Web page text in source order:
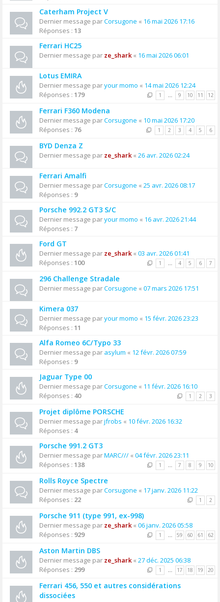
Caterham Project V
Dernier message parCorsugone « 16 mai 2026 17:16
Réponses : 13
Ferrari HC25
Dernier message par ze_shark« 16 mai 2026 06:01
Lotus EMIRA
Dernier message paryour momo « 14 mai 2026 12:24
Réponses : 179 1 … 9 10 11 12
Ferrari F360 Modena
Dernier message parCorsugone « 10 mai 2026 17:20
Réponses : 76 1 2 3 4 5 6
BYD Denza Z
Dernier message par ze_shark« 26 avr. 2026 02:24
Ferrari Amalfi
Dernier message parCorsugone « 25 avr. 2026 08:17
Réponses : 9
Porsche 992.2 GT3 S/C
Dernier message paryour momo « 16 avr. 2026 21:44
Réponses : 7
Ford GT
Dernier message par ze_shark« 03 avr. 2026 01:41
Réponses : 100 1 … 4 5 6 7
296 Challenge Stradale
Dernier message parCorsugone « 07 mars 2026 17:51
Kimera 037
Dernier message paryour momo « 15 févr. 2026 23:23
Réponses : 11
Alfa Romeo 6C/Typo 33
Dernier message par asylum « 12 févr. 2026 07:59
Réponses : 9
Jaguar Type 00
Dernier message parCorsugone « 11 févr. 2026 16:10
Réponses : 40 1 2 3
Projet diplôme PORSCHE
Dernier message parjfrobs « 10 févr. 2026 16:32
Réponses : 4
Porsche 991.2 GT3
Dernier message parMARC/// « 04 févr. 2026 23:11
Réponses : 138 1 … 7 8 9 10
Rolls Royce Spectre
Dernier message parCorsugone « 17 janv. 2026 11:22
Réponses : 22 1 2
Porsche 911 (type 991, ex-998)
Dernier message par ze_shark« 06 janv. 2026 05:58
Réponses : 929 1 … 59 60 61 62
Aston Martin DBS
Dernier message par ze_shark« 27 déc. 2025 06:38
Réponses : 299 1 … 17 18 19 20
Ferrari 456, 550 et autres considérations
dissociées